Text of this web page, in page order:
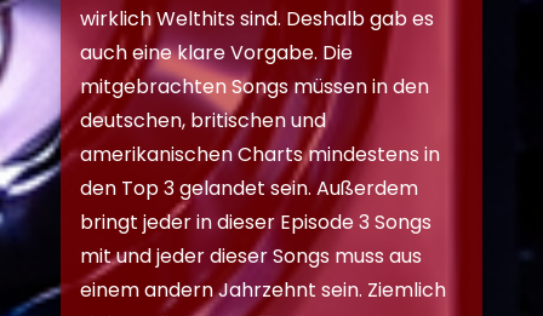
wirklich Welthits sind. Deshalb gab es
auch eine klare Vorgabe. Die
mitgebrachten Songs müssen in den
deutschen, britischen und
amerikanischen Charts mindestens in
den Top 3 gelandet sein. Außerdem
bringt jeder in dieser Episode 3 Songs
mit und jeder dieser Songs muss aus
einem andern Jahrzehnt sein. Ziemlich